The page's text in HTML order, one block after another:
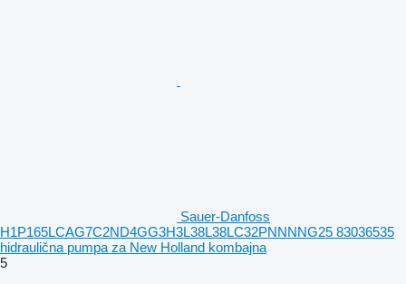
Sauer-Danfoss
H1P165LCAG7C2ND4GG3H3L38L38LC32PNNNNG25 83036535
hidraulična pumpa za New Holland kombajna
5